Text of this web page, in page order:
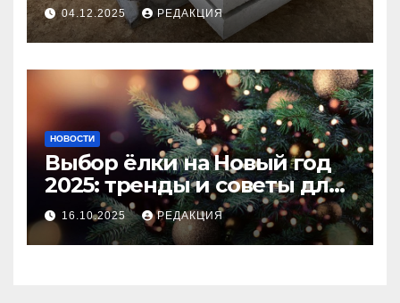
покрытия
04.12.2025 РЕДАКЦИЯ
НОВОСТИ
Выбор ёлки на Новый год
2025: тренды и советы для
идеального праздника
16.10.2025 РЕДАКЦИЯ